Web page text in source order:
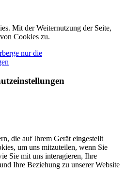
Mit der Weiternutzung der Seite,
Cookies zu.
nur die
die auf Ihrem Gerät eingestellt
um uns mitzuteilen, wenn Sie
Sie mit uns interagieren, Ihre
Ihre Beziehung zu unserer Website